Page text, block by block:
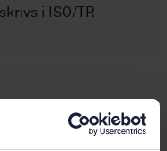
i ISO/TR